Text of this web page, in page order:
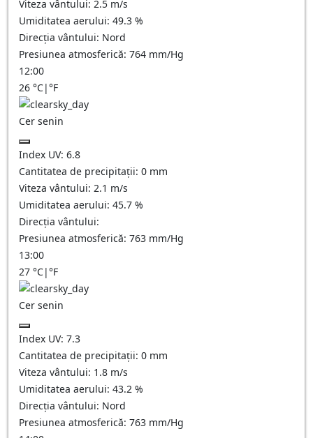
Viteza vântului: 2.5 m/s
Umiditatea aerului: 49.3 %
Direcția vântului: Nord
Presiunea atmosferică: 764 mm/Hg
12:00
26 °C|°F
Cer senin
Index UV: 6.8
Cantitatea de precipitații: 0 mm
Viteza vântului: 2.1 m/s
Umiditatea aerului: 45.7 %
Direcția vântului:
Presiunea atmosferică: 763 mm/Hg
13:00
27 °C|°F
Cer senin
Index UV: 7.3
Cantitatea de precipitații: 0 mm
Viteza vântului: 1.8 m/s
Umiditatea aerului: 43.2 %
Direcția vântului: Nord
Presiunea atmosferică: 763 mm/Hg